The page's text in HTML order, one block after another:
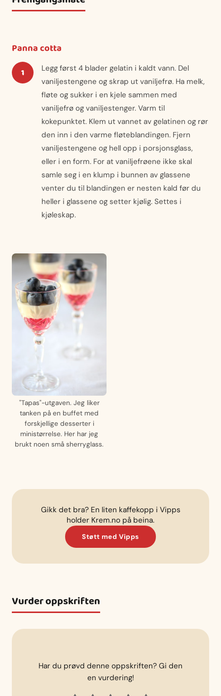
Panna cotta
Legg først 4 blader gelatin i kaldt vann. Del
vaniljestengene og skrap ut vaniljefrø. Ha melk,
fløte og sukker i en kjele sammen med
vaniljefrø og vaniljestenger. Varm til
kokepunktet. Klem ut vannet av gelatinen og rør
den inn i den varme fløteblandingen. Fjern
vaniljestengene og hell opp i porsjonsglass,
eller i en form. For at vaniljefrøene ikke skal
samle seg i en klump i bunnen av glassene
venter du til blandingen er nesten kald før du
heller i glassene og setter kjølig. Settes i
kjøleskap.
"Tapas"-utgaven. Jeg liker
tanken på en buffet med
forskjellige desserter i
ministørrelse. Her har jeg
brukt noen små sherryglass.
Gikk det bra? En liten kaffekopp i Vipps
holder Krem.no på beina.
Støtt med Vipps
Vurder oppskriften
Har du prøvd denne oppskriften? Gi den
en vurdering!